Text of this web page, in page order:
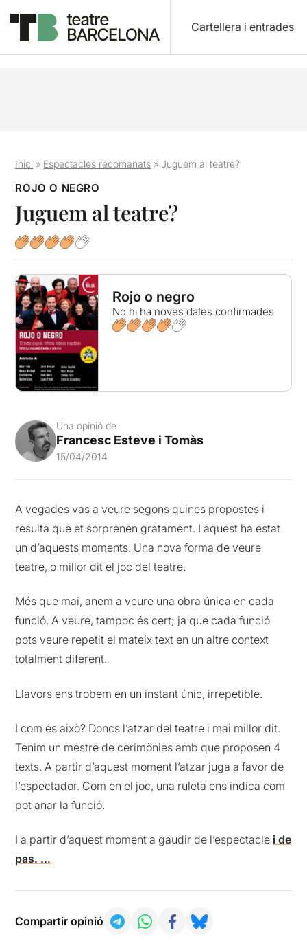
Cartellera i entrades
Inici » Espectacles recomanats » Juguem al teatre?
ROJO O NEGRO
Juguem al teatre?
Rojo o negro
No hi ha noves dates confirmades
Una opinió de
Francesc Esteve i Tomàs
15/04/2014
A vegades vas a veure segons quines propostes i
resulta que et sorprenen gratament. I aquest ha estat
un d’aquests moments. Una nova forma de veure
teatre, o millor dit el joc del teatre.
Més que mai, anem a veure una obra única en cada
funció. A veure, tampoc és cert; ja que cada funció
pots veure repetit el mateix text en un altre context
totalment diferent.
Llavors ens trobem en un instant únic, irrepetible.
I com és això? Doncs l’atzar del teatre i mai millor dit.
Tenim un mestre de cerimònies amb que proposen 4
texts. A partir d’aquest moment l’atzar juga a favor de
l’espectador. Com en el joc, una ruleta ens indica com
pot anar la funció.
I a partir d’aquest moment a gaudir de l’espectacle i de
pas. …
Compartir opinió